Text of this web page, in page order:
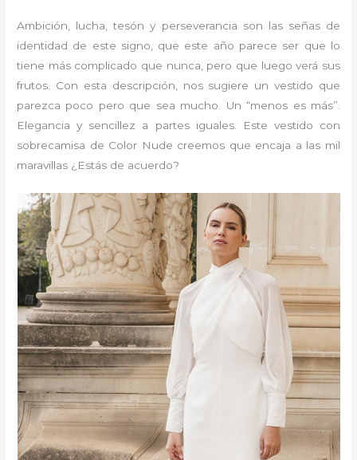
Ambición, lucha, tesón y perseverancia son las señas de
identidad de este signo, que este año parece ser que lo
tiene más complicado que nunca, pero que luego verá sus
frutos. Con esta descripción, nos sugiere un vestido que
parezca poco pero que sea mucho. Un “menos es más”.
Elegancia y sencillez a partes iguales. Este vestido con
sobrecamisa de Color Nude creemos que encaja a las mil
maravillas ¿Estás de acuerdo?